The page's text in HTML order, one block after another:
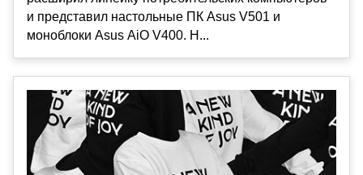
и представил настольные ПК Asus V501 и
моноблоки Asus AiO V400. Н...